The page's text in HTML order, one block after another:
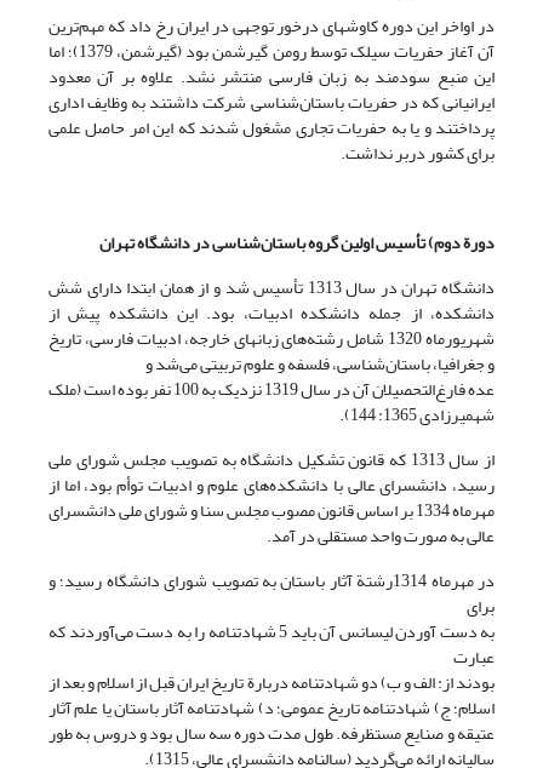
در اواخر این دوره کاوشهای درخور توجهی در ایران رخ داد که مهم‌ترین
آن آغاز حفریات سیلک توسط رومن گیرشمن بود (گیرشمن، 1379)؛ اما
این منبع سودمند به زبان فارسی منتشر نشد. علاوه بر آن معدود
ایرانیانی که در حفریات باستان‌شناسی شرکت داشتند به وظایف اداری
پرداختند و یا به حفریات تجاری مشغول شدند که این امر حاصل علمی
برای کشور دربر نداشت.
دورة دوم) تأسیس اولین گروه باستان‌شناسی در دانشگاه تهران
دانشگاه تهران در سال 1313 تأسیس شد و از همان ابتدا دارای شش
دانشکده، از جمله دانشکده ادبیات، بود. این دانشکده پیش از
شهریورماه 1320 شامل رشته‌های زبانهای خارجه، ادبیات فارسی، تاریخ
و جغرافیا، باستان‌شناسی، فلسفه و علوم تربیتی می‌شد و
عده فارغ‌التحصیلان آن در سال 1319 نزدیک به 100 نفر بوده است (ملک
شهمیرزادی 1365: 144).
از سال 1313 که قانون تشکیل دانشگاه به تصویب مجلس شورای ملی
رسید، دانشسرای عالی با دانشکده‌های علوم و ادبیات توأم بود، اما از
مهرماه 1334 بر اساس قانون مصوب مجلس سنا و شورای ملی دانشسرای
عالی به صورت واحد مستقلی در آمد.
در مهرماه 1314رشتة آثار باستان به تصویب شورای دانشگاه رسید؛ و
برای
به دست آوردن لیسانس آن باید 5 شهادتنامه را به دست می‌آوردند که
عبارت
بودند از: الف و ب) دو شهادتنامه دربارة تاریخ ایران قبل از اسلام و بعد از
اسلام؛ ج) شهادتنامه تاریخ عمومی؛ د) شهادتنامه آثار باستان یا علم آثار
عتیقه و صنایع مستظرفه. طول مدت دوره سه سال بود و دروس به طور
سالیانه ارائه می‌گردید (سالنامه دانشسرای عالی، 1315).